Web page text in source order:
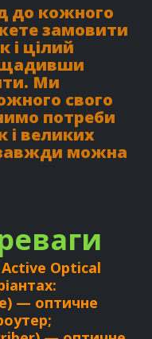
до кожного
замовити
і цілий
Ми
свого
потреби
і великих
можна
Optical
— оптичне